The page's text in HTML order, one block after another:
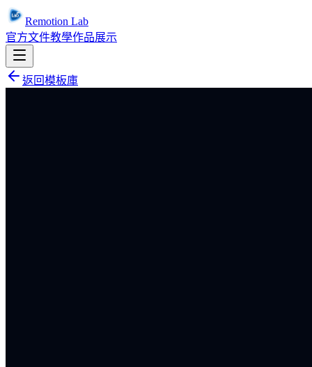
Remotion Lab
官方文件教學作品展示
返回模板庫